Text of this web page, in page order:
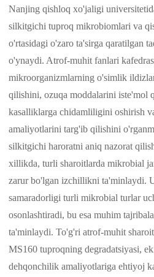
Nanjing qishloq xo'jaligi
silkitgichi tuproq mikrobiomlari va
o'rtasidagi o'zaro ta'sirga qaratilgan
o'ynaydi. Atrof-muhit fanlari
mikroorganizmlarning o'simlik
qilishini, ozuqa moddalarini iste'mol
kasalliklarga chidamliligini oshirish
amaliyotlarini targ'ib qilishini
silkitgichi haroratni aniq nazorat
xillikda, turli sharoitlarda mikrobial
zarur bo'lgan izchillikni ta'minlaydi.
samaradorligi turli mikrobial turlar
osonlashtiradi, bu esa muhim
ta'minlaydi. To'g'ri atrof-muhit
MS160 tuproqning degradatsiyasi,
dehqonchilik amaliyotlariga ehtiyoj